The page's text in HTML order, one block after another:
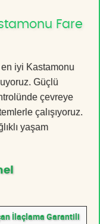
Fare
iyi Kastamonu
Güçlü
çevreye
çalışıyoruz.
yaşam
İlaçlama Garantili